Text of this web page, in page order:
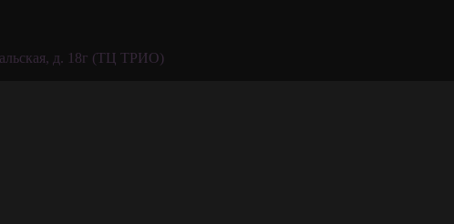
д. 18г (ТЦ ТРИО)